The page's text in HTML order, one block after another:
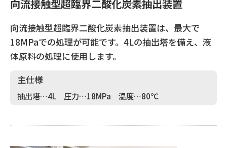
向流接触型超臨界二酸化炭素抽出装置
向流接触型超臨界二酸化炭素抽出装置は、最大で
18MPaでの処理が可能です。4Lの抽出塔を備え、液
体原料の処理に使用します。
主仕様
抽出塔…4L 圧力…18MPa 温度…80℃